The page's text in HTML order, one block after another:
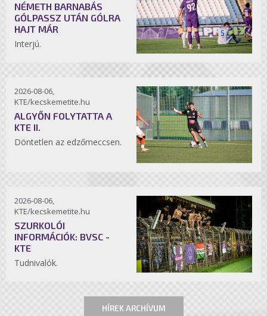
NÉMETH BARNABÁS
GÓLPASSZ UTÁN GÓLRA
HAJT MÁR
Interjú.
2026-08-06,
KTE/kecskemetite.hu
ALGYŐN FOLYTATTA A
KTE II.
Döntetlen az edzőmeccsen.
2026-08-06,
KTE/kecskemetite.hu
SZURKOLÓI
INFORMÁCIÓK: BVSC -
KTE
Tudnivalók.
HÍREK ARCHÍVUM